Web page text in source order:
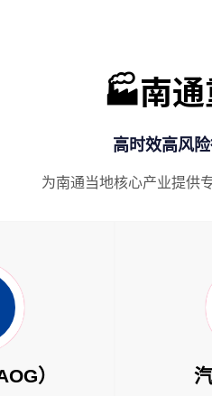
🏭南
高时效高风
为南通当地核心产业提供
）